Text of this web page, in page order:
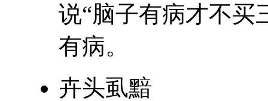
说“脑子有病才不买
有病。
卉头虱黯